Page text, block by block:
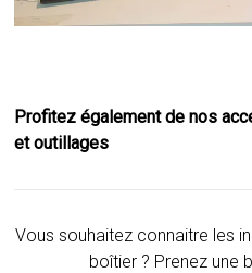
Profitez également de nos
et outillages
Vous souhaitez connaitre les
boîtier ? Prenez une